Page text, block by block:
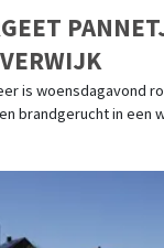
is woensdagavond
brandgerucht in een